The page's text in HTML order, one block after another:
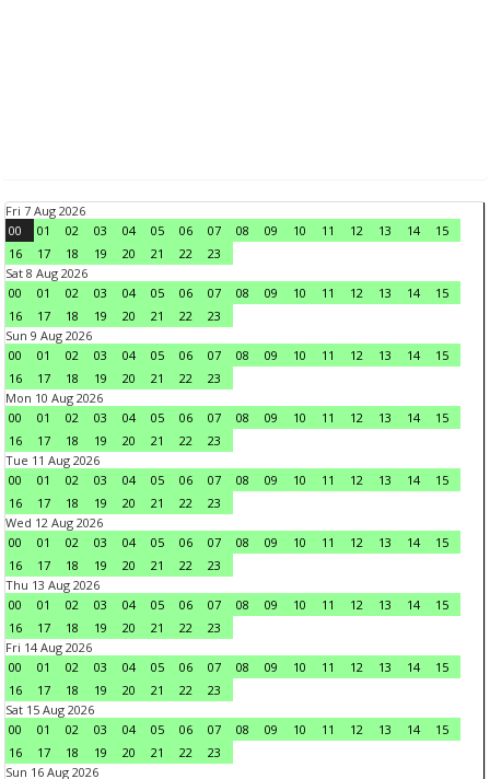
Fri 7 Aug 2026
00
01 02 03 04 05 06 07 08 09 10 11 12 13 14
15
16
17 18 19 20 21 22
23
Sat 8 Aug 2026
00
01 02 03 04 05 06 07 08 09 10 11 12 13 14
15
16
17 18 19 20 21 22
23
Sun 9 Aug 2026
00
01 02 03 04 05 06 07 08 09 10 11 12 13 14
15
16
17 18 19 20 21 22
23
Mon 10 Aug 2026
00
01 02 03 04 05 06 07 08 09 10 11 12 13 14
15
16
17 18 19 20 21 22
23
Tue 11 Aug 2026
00
01 02 03 04 05 06 07 08 09 10 11 12 13 14
15
16
17 18 19 20 21 22
23
Wed 12 Aug 2026
00
01 02 03 04 05 06 07 08 09 10 11 12 13 14
15
16
17 18 19 20 21 22
23
Thu 13 Aug 2026
00
01 02 03 04 05 06 07 08 09 10 11 12 13 14
15
16
17 18 19 20 21 22
23
Fri 14 Aug 2026
00
01 02 03 04 05 06 07 08 09 10 11 12 13 14
15
16
17 18 19 20 21 22
23
Sat 15 Aug 2026
00
01 02 03 04 05 06 07 08 09 10 11 12 13 14
15
16
17 18 19 20 21 22
23
Sun 16 Aug 2026